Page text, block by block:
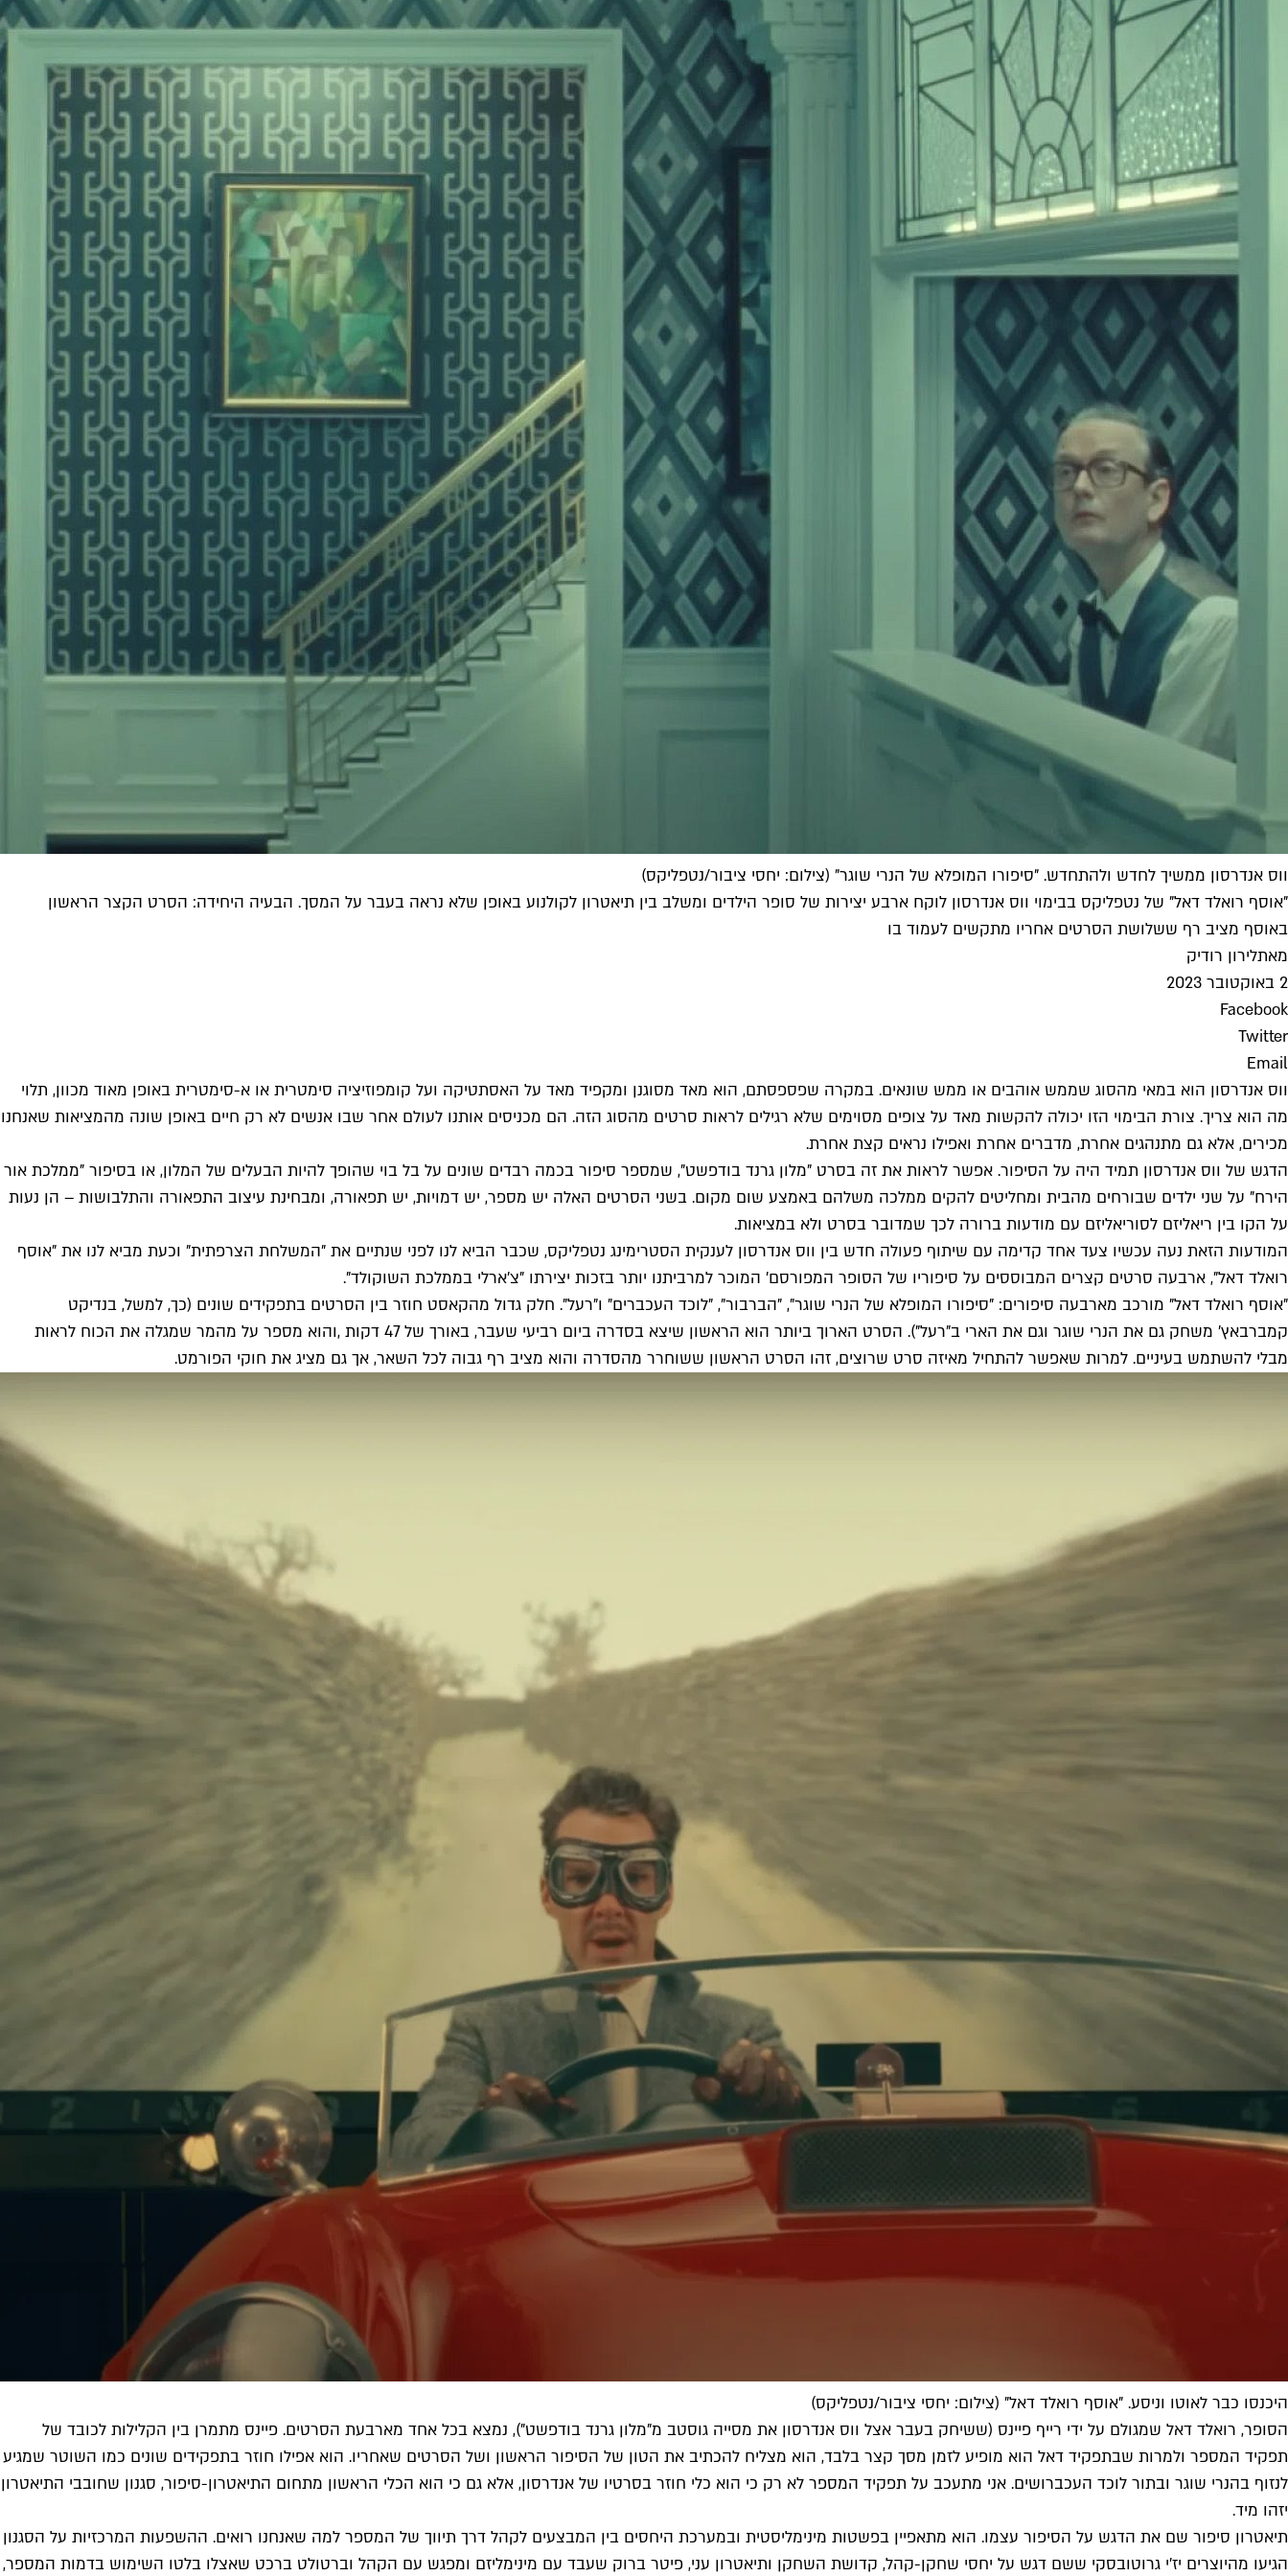
ווס אנדרסון ממשיך לחדש ולהתחדש. "סיפורו המופלא של הנרי שוגר" (צילום: יחסי ציבור/נטפליקס)
"אוסף רואלד דאל" של נטפליקס בבימוי ווס אנדרסון לוקח ארבע יצירות של סופר הילדים ומשלב בין תיאטרון לקולנוע באופן שלא נראה בעבר על המסך. הבעיה היחידה: הסרט הקצר הראשון
באוסף מציב רף ששלושת הסרטים אחריו מתקשים לעמוד בו
מאתלירון רודיק
2 באוקטובר 2023
Facebook
Twitter
Email
ווס אנדרסון הוא במאי מהסוג שממש אוהבים או ממש שונאים. במקרה שפספסתם, הוא מאד מסוגנן ומקפיד מאד על האסתטיקה ועל קומפוזיציה סימטרית או א-סימטרית באופן מאוד מכוון, תלוי
מה הוא צריך. צורת הבימוי הזו יכולה להקשות מאד על צופים מסוימים שלא רגילים לראות סרטים מהסוג הזה. הם מכניסים אותנו לעולם אחר שבו אנשים לא רק חיים באופן שונה מהמציאות שאנחנו
מכירים, אלא גם מתנהגים אחרת, מדברים אחרת ואפילו נראים קצת אחרת.
הדגש של ווס אנדרסון תמיד היה על הסיפור. אפשר לראות את זה בסרט "מלון גרנד בודפשט", שמספר סיפור בכמה רבדים שונים על בל בוי שהופך להיות הבעלים של המלון, או בסיפור "ממלכת אור
הירח" על שני ילדים שבורחים מהבית ומחליטים להקים ממלכה משלהם באמצע שום מקום. בשני הסרטים האלה יש מספר, יש דמויות, יש תפאורה, ומבחינת עיצוב התפאורה והתלבושות – הן נעות
על הקו בין ריאליזם לסוריאליזם עם מודעות ברורה לכך שמדובר בסרט ולא במציאות.
המודעות הזאת נעה עכשיו צעד אחד קדימה עם שיתוף פעולה חדש בין ווס אנדרסון לענקית הסטרימינג נטפליקס, שכבר הביא לנו לפני שנתיים את "המשלחת הצרפתית" וכעת מביא לנו את "אוסף
רואלד דאל", ארבעה סרטים קצרים המבוססים על סיפוריו של הסופר המפורסם' המוכר למרביתנו יותר בזכות יצירתו "צ'ארלי בממלכת השוקולד".
"אוסף רואלד דאל" מורכב מארבעה סיפורים: "סיפורו המופלא של הנרי שוגר", "הברבור", "לוכד העכברים" ו"רעל". חלק גדול מהקאסט חוזר בין הסרטים בתפקידים שונים (כך, למשל, בנדיקט
קמברבאץ' משחק גם את הנרי שוגר וגם את הארי ב"רעל"). הסרט הארוך ביותר הוא הראשון שיצא בסדרה ביום רביעי שעבר, באורך של 47 דקות ,והוא מספר על מהמר שמגלה את הכוח לראות
מבלי להשתמש בעיניים. למרות שאפשר להתחיל מאיזה סרט שרוצים, זהו הסרט הראשון ששוחרר מהסדרה והוא מציב רף גבוה לכל השאר, אך גם מציג את חוקי הפורמט.
היכנסו כבר לאוטו וניסע. "אוסף רואלד דאל" (צילום: יחסי ציבור/נטפליקס)
הסופר, רואלד דאל שמגולם על ידי רייף פיינס (ששיחק בעבר אצל ווס אנדרסון את מסייה גוסטב מ"מלון גרנד בודפשט"), נמצא בכל אחד מארבעת הסרטים. פיינס מתמרן בין הקלילות לכובד של
תפקיד המספר ולמרות שבתפקיד דאל הוא מופיע לזמן מסך קצר בלבד, הוא מצליח להכתיב את הטון של הסיפור הראשון ושל הסרטים שאחריו. הוא אפילו חוזר בתפקידים שונים כמו השוטר שמגיע
לנזוף בהנרי שוגר ובתור לוכד העכברושים. אני מתעכב על תפקיד המספר לא רק כי הוא כלי חוזר בסרטיו של אנדרסון, אלא גם כי הוא הכלי הראשון מתחום התיאטרון-סיפור, סגנון שחובבי התיאטרון
יזהו מיד.
תיאטרון סיפור שם את הדגש על הסיפור עצמו. הוא מתאפיין בפשטות מינימליסטית ובמערכת היחסים בין המבצעים לקהל דרך תיווך של המספר למה שאנחנו רואים. ההשפעות המרכזיות על הסגנון
הגיעו מהיוצרים יז'י גרוטובסקי ששם דגש על יחסי שחקן-קהל, קדושת השחקן ותיאטרון עני, פיטר ברוק שעבד עם מינימליזם ומפגש עם הקהל וברטולט ברכט שאצלו בלטו השימוש בדמות המספר,